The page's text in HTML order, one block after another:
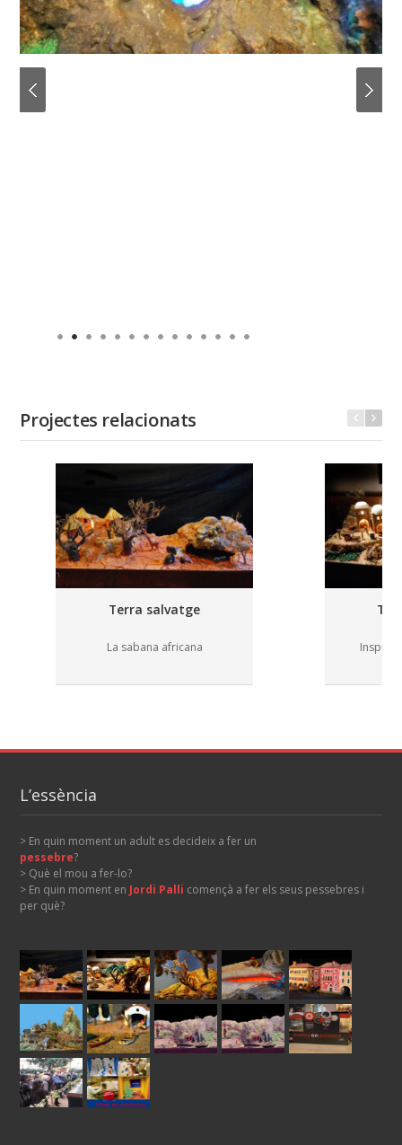
Projectes relacionats
Terra salvatge
La sabana africana Inspirat
L’essència
> En quin moment un adult es decideix a fer un
pessebre?
> Què el mou a fer-lo?
> En quin moment en Jordi Palli començà a fer els seus pessebres i
per què?